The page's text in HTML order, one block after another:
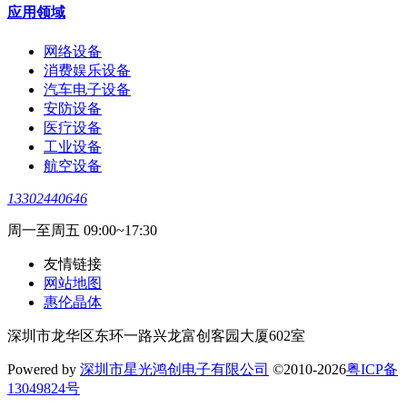
应用领域
网络设备
消费娱乐设备
汽车电子设备
安防设备
医疗设备
工业设备
航空设备
13302440646
周一至周五 09:00~17:30
友情链接
网站地图
惠伦晶体
深圳市龙华区东环一路兴龙富创客园大厦602室
Powered by 深圳市星光鸿创电子有限公司 ©2010-2026粤ICP备
13049824号